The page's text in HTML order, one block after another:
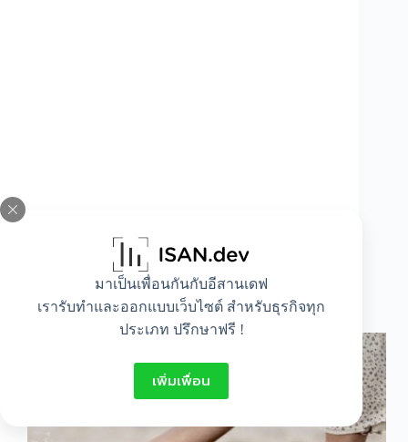
มาเป็นเพื่อนกันกับอีสานเดฟ
เรารับทำและออกแบบเว็บไซต์ สำหรับธุรกิจทุก
ประเภท ปรึกษาฟรี !
เพิ่มเพื่อน
3 คุณสมบัติที่รองเท้าสำหรับผู้มีปัญหาสุขภาพเท้า
ต้องมี